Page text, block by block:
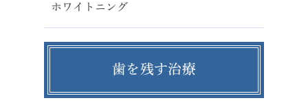
ホワイトニング
歯を残す治療